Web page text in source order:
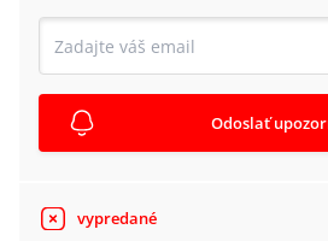
Odoslať
vypredané